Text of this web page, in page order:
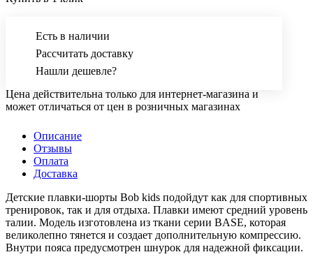
Есть в наличии
Рассчитать доставку
Нашли дешевле?
Цена действительна только для интернет-магазина и
может отличаться от цен в розничных магазинах
Описание
Отзывы
Оплата
Доставка
Детские плавки-шорты Bob kids подойдут как для спортивных
тренировок, так и для отдыха. Плавки имеют средний уровень
талии. Модель изготовлена из ткани серии BASE, которая
великолепно тянется и создает дополнительную компрессию.
Внутри пояса предусмотрен шнурок для надежной фиксации.